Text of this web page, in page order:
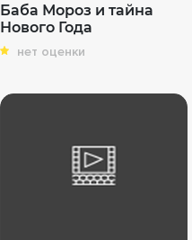
Баба Мороз и тайна
Нового Года
нет оценки